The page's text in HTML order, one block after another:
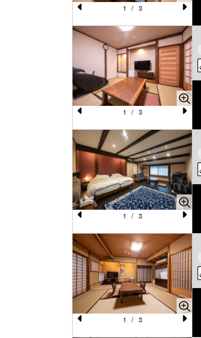
e
vi
o
u
s
e
xt
1 / 3
vi
o
u
s
e
xt
1 / 3
e
vi
o
u
e
xt
1 / 3
1 / 3